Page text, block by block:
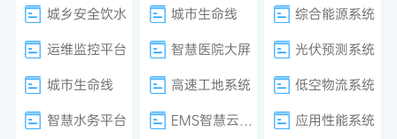
城乡安全饮水
城市生命线
综合能源系统
运维监控平台
智慧医院大屏
光伏预测系统
城市生命线
高速工地系统
低空物流系统
智慧水务平台
EMS智慧云平台
应用性能系统